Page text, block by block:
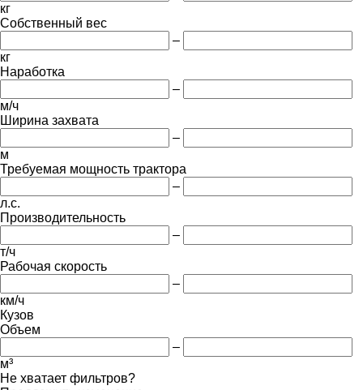
кг
Собственный вес
–
кг
Наработка
–
м/ч
Ширина захвата
–
м
Требуемая мощность трактора
–
л.с.
Производительность
–
т/ч
Рабочая скорость
–
км/ч
Кузов
Объем
–
м³
Не хватает фильтров?